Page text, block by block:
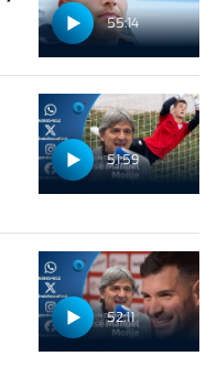
55:14
51:59
52:11